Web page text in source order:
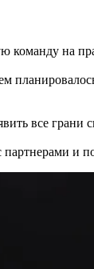
команду на
все грани
и